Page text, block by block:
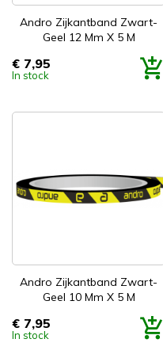
Andro Zijkantband Zwart-
Geel 12 Mm X 5 M
Prijs
€ 7,95
In stock
Andro Zijkantband Zwart-
Geel 10 Mm X 5 M
Prijs
€ 7,95
In stock